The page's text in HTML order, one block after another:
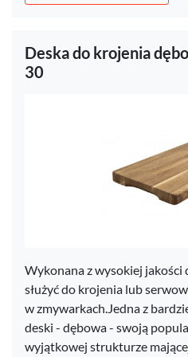
Deska do krojenia
30
Wykonana z wysokiej jakości
służyć do krojenia lub
w zmywarkach.Jedna z
deski - dębowa - swoją
wyjątkowej strukturze